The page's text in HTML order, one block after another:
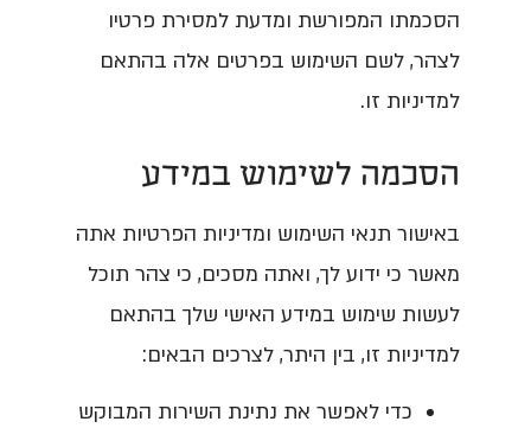
הסכמתו המפורשת ומדעת למסירת פרטיו
לצהר, לשם השימוש בפרטים אלה בהתאם
למדיניות זו.
הסכמה לשימוש במידע
באישור תנאי השימוש ומדיניות הפרטיות אתה
מאשר כי ידוע לך, ואתה מסכים, כי צהר תוכל
לעשות שימוש במידע האישי שלך בהתאם
למדיניות זו, בין היתר, לצרכים הבאים:
כדי לאפשר את נתינת השירות המבוקש